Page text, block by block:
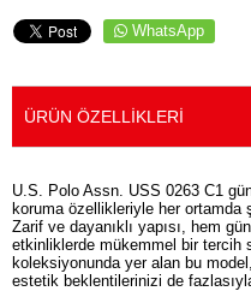
WhatsApp
ÜRÜN ÖZELLIKLERI
U.S. Polo Assn. USS 0263 C1
koruma özellikleriyle her ortamda
Zarif ve dayanıklı yapısı, hem
etkinliklerde mükemmel bir tercih
koleksiyonunda yer alan bu model,
estetik beklentilerinizi de